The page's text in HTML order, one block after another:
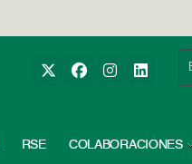
RSE COLABORACIONES